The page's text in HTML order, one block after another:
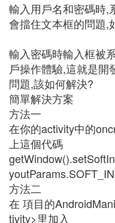
輸入用戶名和密碼時,
會擋住文本框的問題,
輸入密碼時輸入框被
戶操作體驗,這就是開
問題,該如何解決?
簡單解決方案
方法一
在你的activity中的
上這個代碼
方法二
在 項目的
tivity>里加入